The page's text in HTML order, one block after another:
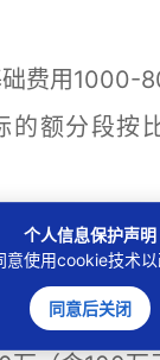
用1000-
的额分段按
元）以下：
10万元）
含50万元）
个人信息保护声明
使用cookie技术以
同意后关闭